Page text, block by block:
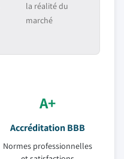
la réalité du
marché
A+
Accréditation BBB
Normes professionnelles